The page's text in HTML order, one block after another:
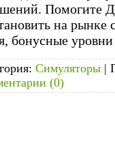
Помогите
на
бонусные
Симуляторы |
(0)